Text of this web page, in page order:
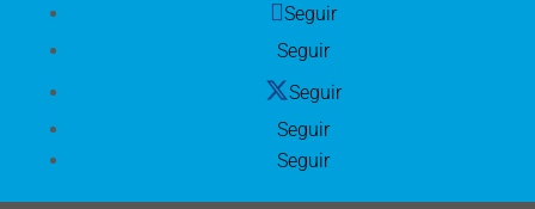
Seguir
Seguir
Seguir
Seguir
Seguir